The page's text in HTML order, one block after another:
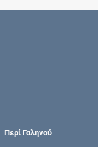
Περί Γαληνού